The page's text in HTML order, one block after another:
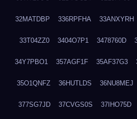
32MATDBP 336RPFHA 33ANXYRH
33T04ZZ0 3404O7P1 3478760D
34Y7PBO1 357AGF1F 35AF37G3
35O1QNFZ 36HUTLDS 36NU8MEJ
377SG7JD 37CVGS0S 37IHO75D